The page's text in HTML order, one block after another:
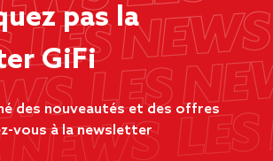
pas la
GiFi
des nouveautés et des offres
vous à la newsletter